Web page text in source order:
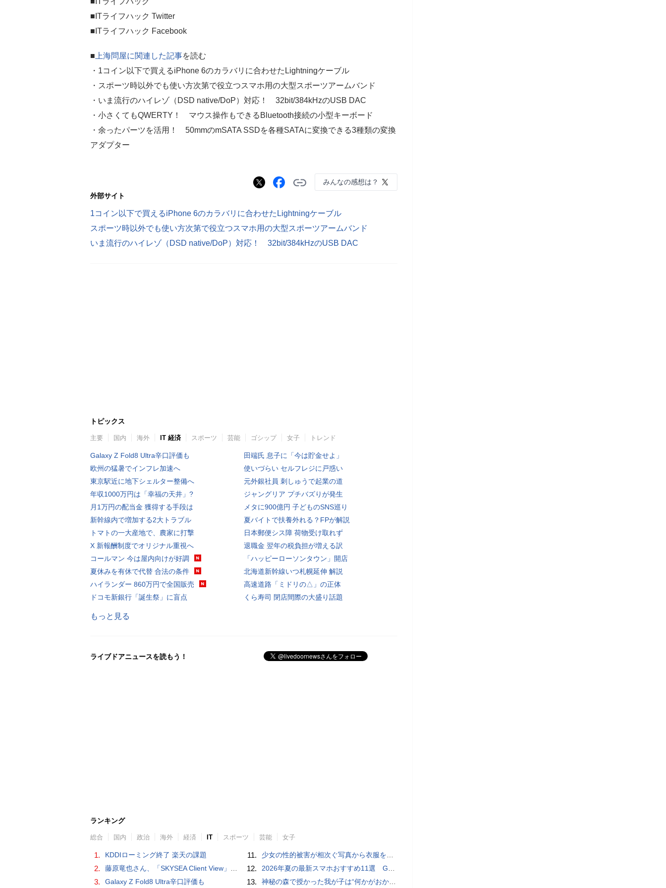
■ITライフハック Twitter
■ITライフハック Facebook
■ 上海問屋に関連した記事を読む
・1コイン以下で買えるiPhone 6のカラバリに合わせたLightningケーブル
・スポーツ時以外でも使い方次第で役立つスマホ用の大型スポーツアームバンド
・いま流行のハイレゾ（DSD native/DoP）対応！ 32bit/384kHzのUSB DAC
・小さくてもQWERTY！ マウス操作もできるBluetooth接続の小型キーボード
・余ったパーツを活用！ 50mmのmSATA SSDを各種SATAに変換できる3種類の変換
アダプター
みんなの感想は？
外部サイト
1コイン以下で買えるiPhone 6のカラバリに合わせたLightningケーブル
スポーツ時以外でも使い方次第で役立つスマホ用の大型スポーツアームバンド
いま流行のハイレゾ（DSD native/DoP）対応！ 32bit/384kHzのUSB DAC
トピックス
主要 国内 海外 IT 経済 スポーツ 芸能 ゴシップ 女子 トレンド
Galaxy Z Fold8 Ultra辛口評価も
欧州の猛暑でインフレ加速へ
東京駅近に地下シェルター整備へ
年収1000万円は「幸福の天井」?
月1万円の配当金 獲得する手段は
新幹線内で増加する2大トラブル
トマトの一大産地で、農家に打撃
X 新報酬制度でオリジナル重視へ
コールマン 今は屋内向けが好調
夏休みを有休で代替 合法の条件
ハイランダー 860万円で全国販売
ドコモ新銀行「誕生祭」に盲点
田端氏 息子に「今は貯金せよ」
使いづらい セルフレジに戸惑い
元外銀社員 刺しゅうで起業の道
ジャングリア プチバズりが発生
メタに900億円 子どものSNS巡り
夏バイトで扶養外れる？FPが解説
日本郵便シス障 荷物受け取れず
退職金 翌年の税負担が増える訳
「ハッピーローソンタウン」開店
北海道新幹線いつ札幌延伸 解説
高速道路「ミドリの△」の正体
くら寿司 閉店間際の大盛り話題
もっと見る
ライブドアニュースを読もう！
ランキング
総合 国内 政治 海外 経済 IT スポーツ 芸能 女子
1. KDDIローミング終了 楽天の課題
2. 藤原竜也さん、「SKYSEA Client View」新CMで「AI労務改善」をアピール 働き方をAIが分析したら「すぐに休んで」と言われる？
3. Galaxy Z Fold8 Ultra辛口評価も
11. 少女の性的被害が相次ぐ写真から衣服を剥ぎ取るAIポルノアプリ「ClothOff」の背後にいる人物とは？
12. 2026年夏の最新スマホおすすめ11選 GalaxyやXperia、arrows、AQUOSなど注目機種の特徴は
13. 神秘の森で授かった我が子は“何かがおかしい”『ナイトボーン -夜哭-』本編映像解禁 母の絶叫顔うちわが全国の劇場に［ホラー通信］